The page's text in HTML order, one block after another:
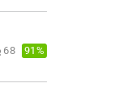
68 91%